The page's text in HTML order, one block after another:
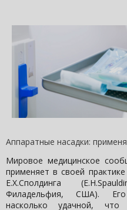
Аппаратные насадки:
Мировое медицинское
применяет в своей
Е.Х.Сполдинга
Филадельфия, США). Его
насколько удачной,